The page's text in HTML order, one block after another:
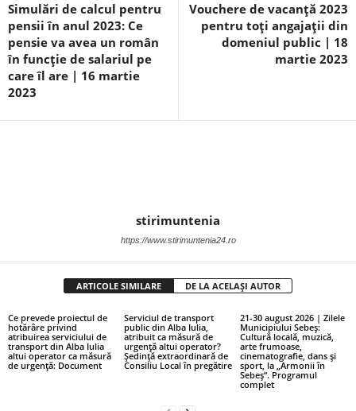
Simulări de calcul pentru
pensii în anul 2023: Ce
pensie va avea un român
în funcție de salariul pe
care îl are | 16 martie
2023
Vouchere de vacanță 2023
pentru toți angajații din
domeniul public | 18
martie 2023
stirimuntenia
https://www.stirimuntenia24.ro
ARTICOLE SIMILARE DE LA ACELAȘI AUTOR
Ce prevede proiectul de
hotărâre privind
atribuirea serviciului de
transport din Alba Iulia
altui operator ca măsură
de urgență: Document
Serviciul de transport
public din Alba Iulia,
atribuit ca măsură de
urgență altui operator?
Ședință extraordinară de
Consiliu Local în pregătire
21-30 august 2026 | Zilele
Municipiului Sebeș:
Cultură locală, muzică,
arte frumoase,
cinematografie, dans și
sport, la „Armonii în
Sebeș”. Programul
complet